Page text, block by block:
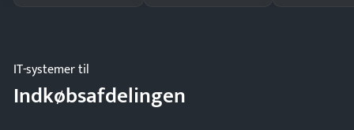
IT-systemer til
Indkøbsafdelingen